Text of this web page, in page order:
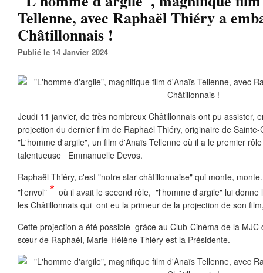
Tellenne, avec Raphaël Thiéry a
Châtillonnais !
Publié le 14 Janvier 2024
Jeudi 11 janvier, de très nombreux Châtillonnais ont pu assister,
projection du dernier film de Raphaël Thiéry, originaire de
"L'homme d'argile", un film d'Anaïs Tellenne où il a le premier
talentueuse Emmanuelle Devos.
Raphaël Thiéry, c'est "notre star châtillonnaise" qui monte,
"l'envol" * où il avait le second rôle, "l'homme d'argile" lui
les Châtillonnais qui ont eu la primeur de la projection de son
Cette projection a été possible grâce au Club-Cinéma de la MJC
sœur de Raphaël, Marie-Hélène Thiéry est la Présidente.